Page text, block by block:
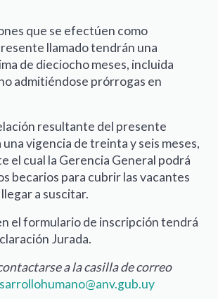
que se efectúen como
llamado tendrán una
de dieciocho meses, incluida
admitiéndose prórrogas en
resultante del presente
vigencia de treinta y seis meses,
el cual la Gerencia General podrá
becarios para cubrir las vacantes
a suscitar.
el formulario de inscripción tendrá
Jurada.
a la casilla de correo